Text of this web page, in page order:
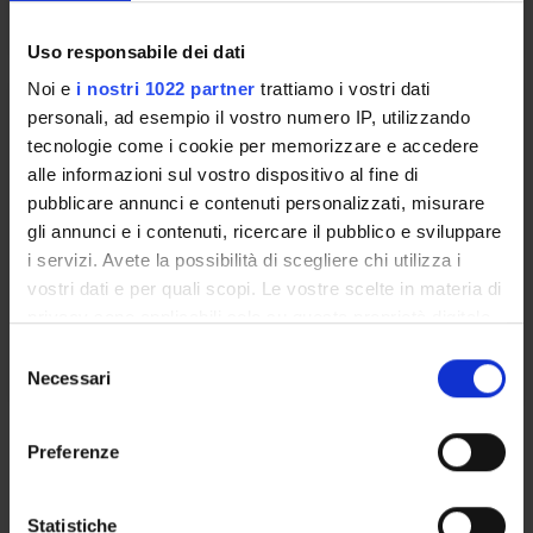
Uso responsabile dei dati
Noi e i nostri 1022 partner trattiamo i vostri dati
personali, ad esempio il vostro numero IP, utilizzando
tecnologie come i cookie per memorizzare e accedere
alle informazioni sul vostro dispositivo al fine di
pubblicare annunci e contenuti personalizzati, misurare
gli annunci e i contenuti, ricercare il pubblico e sviluppare
i servizi. Avete la possibilità di scegliere chi utilizza i
vostri dati e per quali scopi. Le vostre scelte in materia di
modificare o revocare il proprio consenso in qualsiasi
momento dalla Dichiarazione sui cookie o facendo clic
raccogliere informazioni sulla tua posizione
Necessari
Preferenze
Statistiche
BIOLOGIA APPLICATA
Credits
2
Period
LEZIONI 1° ANNO 1° SEM
Location
Academic staff
Learning outcomes
-------